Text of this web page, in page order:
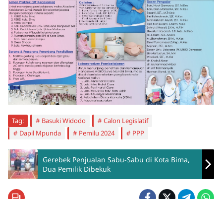
Tag: Basuki Widodo
Calon Legislatif
Dapil Mpunda
Pemilu 2024 PPP
Gerebek Penjualan Sabu-Sabu di Kota Bima,
Dua Pemilik Dibekuk